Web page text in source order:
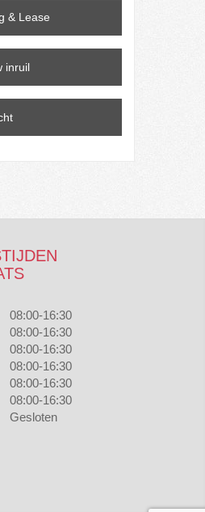
& Lease
inruil
08:00-16:30
08:00-16:30
08:00-16:30
08:00-16:30
08:00-16:30
08:00-16:30
Gesloten